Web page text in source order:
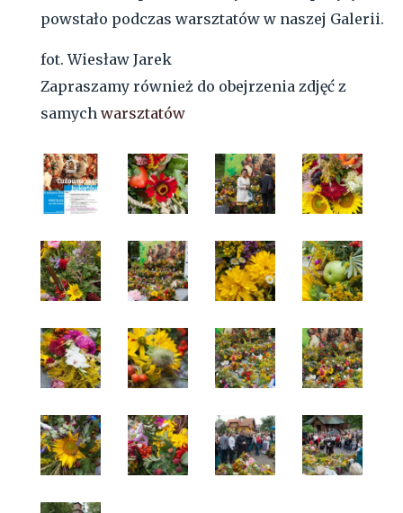
powstało podczas warsztatów w naszej Galerii.
fot. Wiesław Jarek
Zapraszamy również do obejrzenia zdjęć z
samych warsztatów